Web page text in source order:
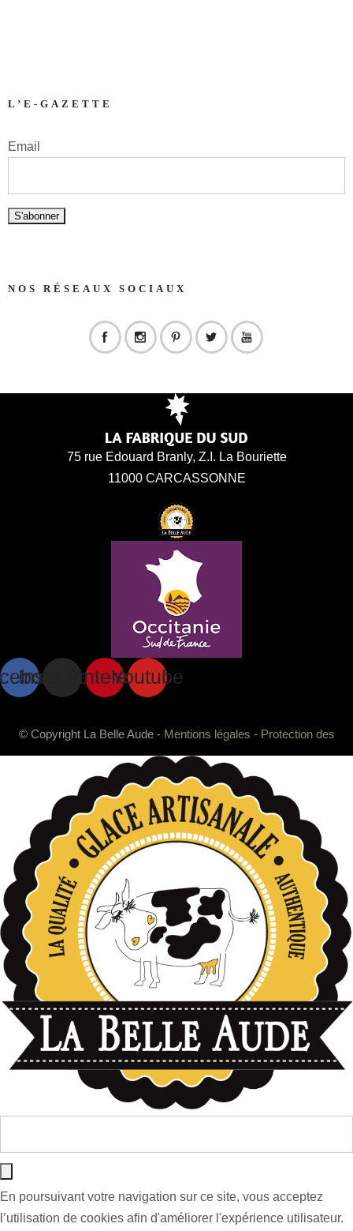
L’E-GAZETTE
Email
NOS RÉSEAUX SOCIAUX
75 rue Edouard Branly, Z.I. La Bouriette
11000 CARCASSONNE
InstagramPinterestYoutube
© Copyright La Belle Aude - Mentions légales - Protection des
données
En poursuivant votre navigation sur ce site, vous acceptez
l’utilisation de cookies afin d'améliorer l'expérience utilisateur.